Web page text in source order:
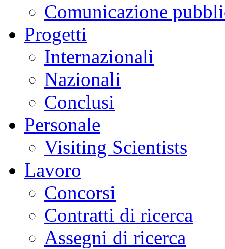
Comunicazione
Progetti
Internazionali
Nazionali
Conclusi
Personale
Visiting Scientists
Lavoro
Concorsi
Contratti di ricerca
Assegni di ricerca